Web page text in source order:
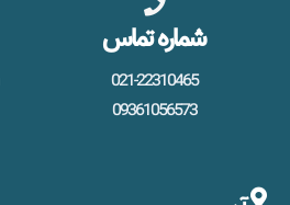
شماره تماس
021-22310465
09361056573